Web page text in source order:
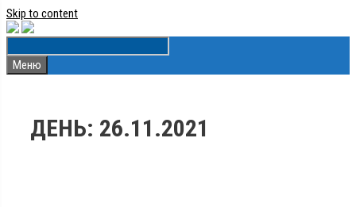
Skip to content
Меню
ДЕНЬ: 26.11.2021